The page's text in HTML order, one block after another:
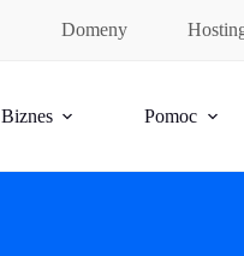
Domeny
Biznes Pomoc